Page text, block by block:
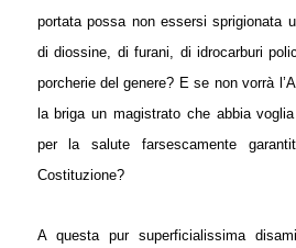
portata possa non essersi sprigionata
di diossine, di furani, di idrocarburi
porcherie del genere? E se non vorrà
la briga un magistrato che abbia
per la salute farsescamente
Costituzione?
A questa pur superficialissima